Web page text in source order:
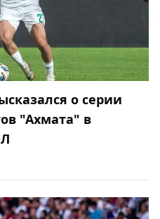
о серии
"Ахмата" в